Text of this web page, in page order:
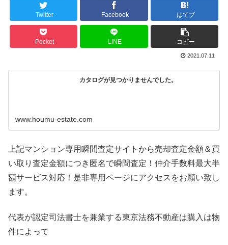
Twitter Facebook はてブ
Pocket LINE コピー
2021.07.11
カタログが見つかりませんでした。
www.houmu-estate.com
上記マンション専用瞬間査定サイトから売却査定金額＆買
い取り査定金額につき匿名で瞬間査定！仲介手数料最大半
額サービス対応！是非専用ページにアクセスをお願い致し
ます。
代表が認定司法書士を兼業する東京法務不動産は購入は物
件によって